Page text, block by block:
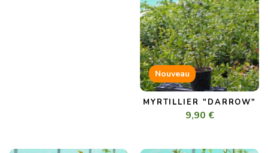
Nouveau
MYRTILLIER "DARROW"
9,90 €